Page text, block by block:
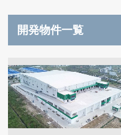
開発物件一覧